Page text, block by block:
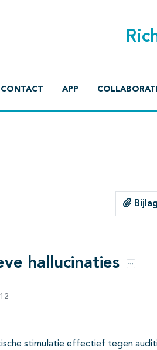
CONTACT APP
hallucinaties Opties
stimulatie effectief tegen